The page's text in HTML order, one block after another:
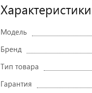
Характеристики
Модель
Бренд
Тип товара
Гарантия